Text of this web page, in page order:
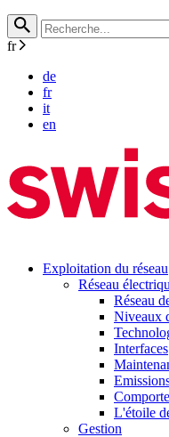
fr
de
fr
it
en
Exploitation du réseau
Réseau
Réseau
Niveaux
Interfaces
L'étoile
Gestion